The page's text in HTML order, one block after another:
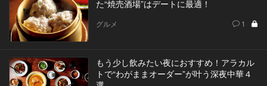
た“焼売酒場”はデートに最適！
グルメ 1
もう少し飲みたい夜におすすめ！アラカル
トで“わがままオーダー”が叶う深夜中華４